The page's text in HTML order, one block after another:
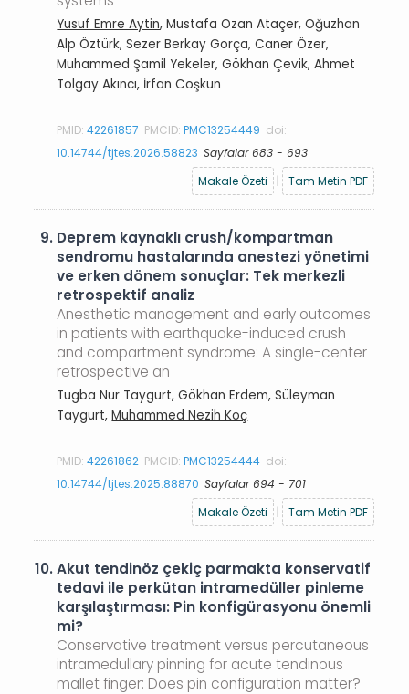
Yusuf Emre Aytin, Mustafa Ozan Ataçer, Oğuzhan
Alp Öztürk, Sezer Berkay Gorça, Caner Özer,
Muhammed Şamil Yekeler, Gökhan Çevik, Ahmet
Tolgay Akıncı, İrfan Coşkun
PMID:42261857 PMCID:PMC13254449 doi:
10.14744/tjtes.2026.58823 Sayfalar 683 - 693
Makale Özeti
| Tam Metin PDF
9. Deprem kaynaklı crush/kompartman
sendromu hastalarında anestezi yönetimi
ve erken dönem sonuçlar: Tek merkezli
retrospektif analiz
Anesthetic management and early outcomes
in patients with earthquake-induced crush
and compartment syndrome: A single-center
retrospective an
Tugba Nur Taygurt, Gökhan Erdem, Süleyman
Taygurt,Muhammed Nezih Koç
PMID:42261862 PMCID:PMC13254444 doi:
10.14744/tjtes.2025.88870 Sayfalar 694 - 701
Makale Özeti
| Tam Metin PDF
10.Akut tendinöz çekiç parmakta konservatif
tedavi ile perkütan intramedüller pinleme
karşılaştırması: Pin konfigürasyonu önemli
mi?
Conservative treatment versus percutaneous
intramedullary pinning for acute tendinous
mallet finger: Does pin configuration matter?